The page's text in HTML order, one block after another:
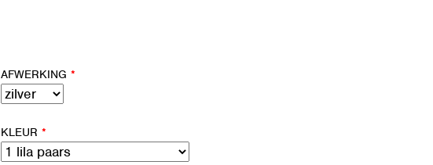
AFWERKING *
KLEUR *